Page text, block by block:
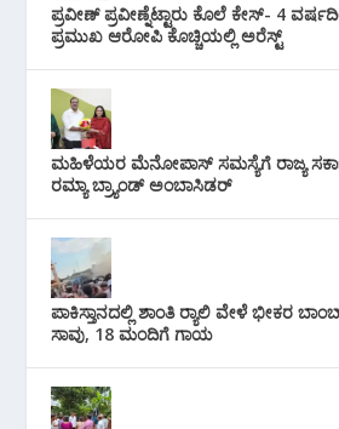
ಪ್ರವೀಣ್ ಪ್ರವೀಣ್ನೆಟ್ಟಾರು ಕೊಲೆ ಕೇಸ್‌- 4
ಪ್ರಮುಖ ಆರೋಪಿ ಕೊಚ್ಚಿಯಲ್ಲಿ ಅರೆಸ್ಟ್‌
ಮಹಿಳೆಯರ ಮೆನೋಪಾಸ್ ಸಮಸ್ಯೆಗೆ ರಾಜ್ಯ
ರಮ್ಯಾ ಬ್ರ್ಯಾಂಡ್ ಅಂಬಾಸಿಡರ್
ಪಾಕಿಸ್ತಾನದಲ್ಲಿ ಶಾಂತಿ ರ‍್ಯಾಲಿ ವೇಳೆ ಭೀಕರ
ಸಾವು, 18 ಮಂದಿಗೆ ಗಾಯ